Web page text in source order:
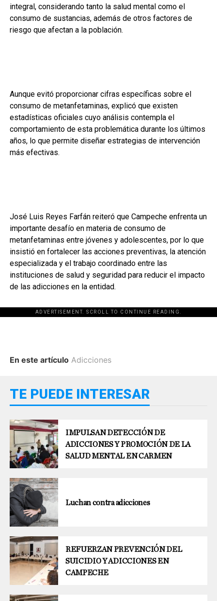
integral, considerando tanto la salud mental como el
consumo de sustancias, además de otros factores de
riesgo que afectan a la población.
Aunque evitó proporcionar cifras específicas sobre el
consumo de metanfetaminas, explicó que existen
estadísticas oficiales cuyo análisis contempla el
comportamiento de esta problemática durante los últimos
años, lo que permite diseñar estrategias de intervención
más efectivas.
José Luis Reyes Farfán reiteró que Campeche enfrenta un
importante desafío en materia de consumo de
metanfetaminas entre jóvenes y adolescentes, por lo que
insistió en fortalecer las acciones preventivas, la atención
especializada y el trabajo coordinado entre las
instituciones de salud y seguridad para reducir el impacto
de las adicciones en la entidad.
ADVERTISEMENT. SCROLL TO CONTINUE READING.
En este artículo Adicciones
TE PUEDE INTERESAR
IMPULSAN DETECCIÓN DE
ADICCIONES Y PROMOCIÓN DE LA
SALUD MENTAL EN CARMEN
Luchan contra adicciones
REFUERZAN PREVENCIÓN DEL
SUICIDIO Y ADICCIONES EN
CAMPECHE